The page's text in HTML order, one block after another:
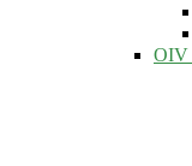
OIV